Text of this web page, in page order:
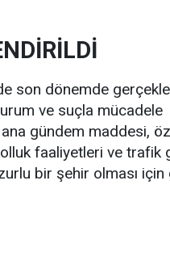
son dönemde
ve suçla mücadele
gündem maddesi,
faaliyetleri ve trafik
bir şehir olması için